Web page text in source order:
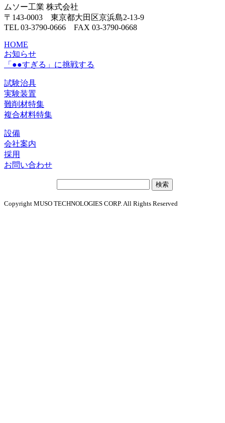
ムソー工業 株式会社
〒143-0003 東京都大田区京浜島2-13-9
TEL 03-3790-0666 FAX 03-3790-0668
HOME
お知らせ
「●●すぎる」に挑戦する
試験治具
実験装置
難削材特集
複合材料特集
設備
会社案内
採用
お問い合わせ
ト
Copyright MUSO TECHNOLOGIES CORP. All Rights Reserved